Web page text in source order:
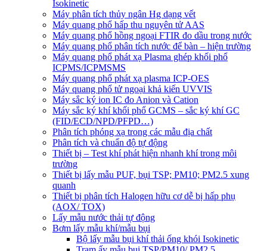
Isokinetic
Máy phân tích thủy ngân Hg dạng vết
Máy quang phổ hấp thu nguyên tử AAS
Máy quang phổ hồng ngoại FTIR đo dầu trong nước
Máy quang phổ phân tích nước để bàn – hiện trường
Máy quang phổ phát xạ Plasma ghép khối phổ
ICPMS/ICPMSMS
Máy quang phổ phát xạ plasma ICP-OES
Máy quang phổ tử ngoại khả kiến UVVIS
Máy sắc ký ion IC đo Anion và Cation
Máy sắc ký khí khối phổ GCMS – sắc ký khí GC
(FID/ECD/NPD/PFPD…)
Phân tích phóng xạ trong các mẫu địa chất
Phân tích và chuẩn độ tự động
Thiết bị – Test khí phát hiện nhanh khí trong môi
trường
Thiết bị lấy mẫu PUF, bụi TSP; PM10; PM2.5 xung
quanh
Thiết bị phân tích Halogen hữu cơ dễ bị hấp phụ
(AOX/ TOX)
Lấy mẫu nước thải tự động
Bơm lấy mẫu khí/mẫu bụi
Bộ lấy mẫu bụi khí thải ống khói Isokinetic